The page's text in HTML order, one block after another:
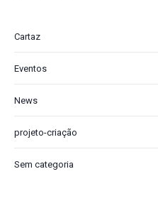
Cartaz
Eventos
News
projeto-criação
Sem categoria